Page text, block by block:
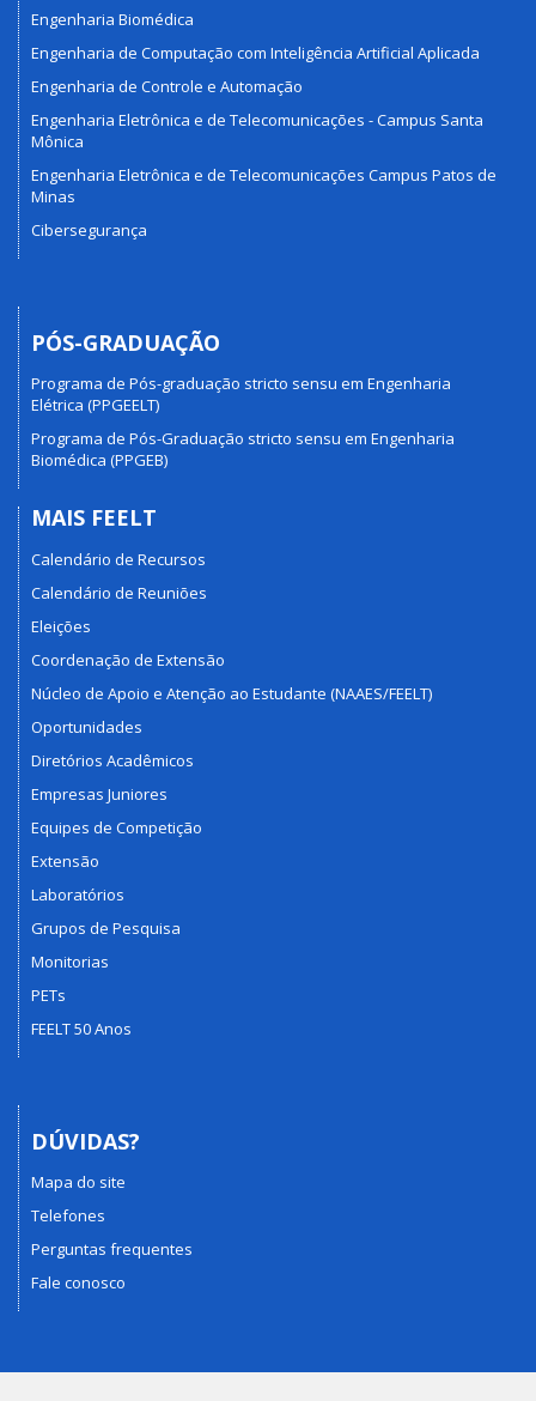
Engenharia Biomédica
Engenharia de Computação com Inteligência Artificial Aplicada
Engenharia de Controle e Automação
Engenharia Eletrônica e de Telecomunicações - Campus Santa
Mônica
Engenharia Eletrônica e de Telecomunicações Campus Patos de
Minas
Cibersegurança
PÓS-GRADUAÇÃO
Programa de Pós-graduação stricto sensu em Engenharia
Elétrica (PPGEELT)
Programa de Pós-Graduação stricto sensu em Engenharia
Biomédica (PPGEB)
MAIS FEELT
Calendário de Recursos
Calendário de Reuniões
Eleições
Coordenação de Extensão
Núcleo de Apoio e Atenção ao Estudante (NAAES/FEELT)
Oportunidades
Diretórios Acadêmicos
Empresas Juniores
Equipes de Competição
Extensão
Laboratórios
Grupos de Pesquisa
Monitorias
PETs
FEELT 50 Anos
DÚVIDAS?
Mapa do site
Telefones
Perguntas frequentes
Fale conosco